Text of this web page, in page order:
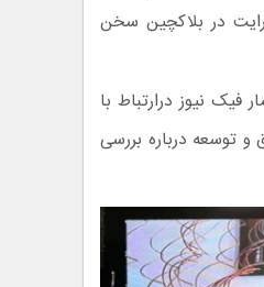
در بلاکچین سخن
فیک نیوز درارتباط با
توسعه درباره بررسی